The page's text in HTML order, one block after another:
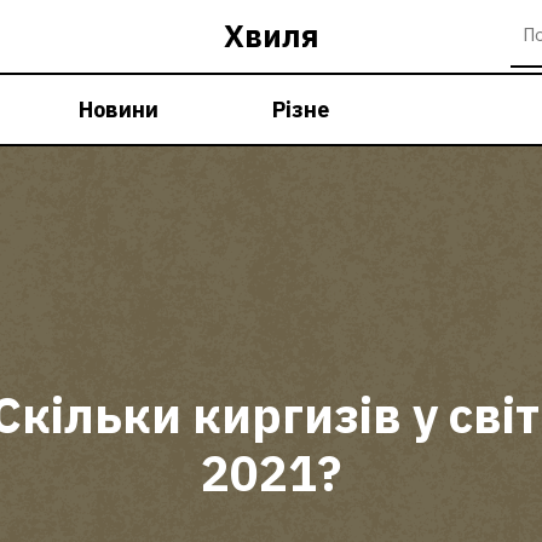
Хвиля
Новини Різне
киргизів у
2021?